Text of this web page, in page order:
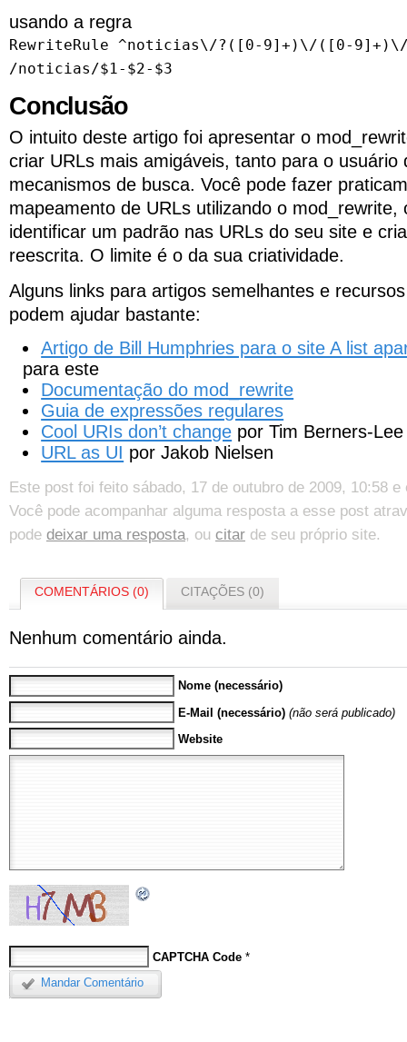
usando a regra
RewriteRule ^noticias\/?([0-9]+)\/([0-
/noticias/$1-$2-$3
Conclusão
O intuito deste artigo foi apresentar o
criar URLs mais amigáveis, tanto para o usuário
mecanismos de busca. Você pode fazer
mapeamento de URLs utilizando o mod_rewrite,
identificar um padrão nas URLs do seu site e
reescrita. O limite é o da sua criatividade.
Alguns links para artigos semelhantes e
podem ajudar bastante:
Artigo de Bill Humphries para o site A list
para este
Documentação do mod_rewrite
Guia de expressões regulares
Cool URIs don’t change por Tim Berners-Lee
URL as UI por Jakob Nielsen
Este post foi feito sábado, 17 de outubro de 2009, 10:58
Você pode acompanhar alguma resposta a esse post
pode deixar uma resposta, ou citar de seu próprio site.
COMENTÁRIOS (0) CITAÇÕES (0)
Nenhum comentário ainda.
Nome (necessário)
E-Mail (necessário) (não será publicado)
Website
CAPTCHA Code *
Mandar Comentário